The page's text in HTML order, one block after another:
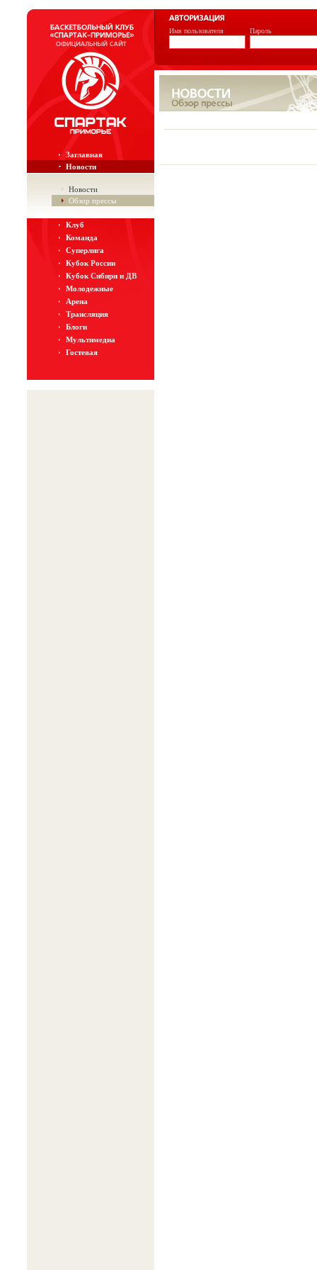
Имя пользователя Пароль
Заглавная
Новости
Новости
Обзор прессы
Клуб
Команда
Суперлига
Кубок России
Кубок Сибири и ДВ
Молодежные
Арена
Трансляция
Блоги
Мультимедиа
Гостевая